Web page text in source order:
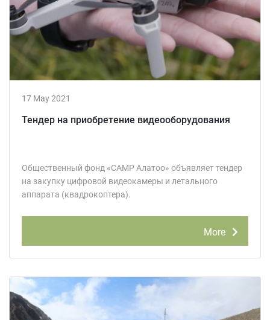
17 May 2021
Тендер на приобретение видеооборудования
Общественный фонд «САМР Алатоо» объявляет тендер
на закупку цифровой видеокамеры и летального
аппарата (квадрокоптера).
More